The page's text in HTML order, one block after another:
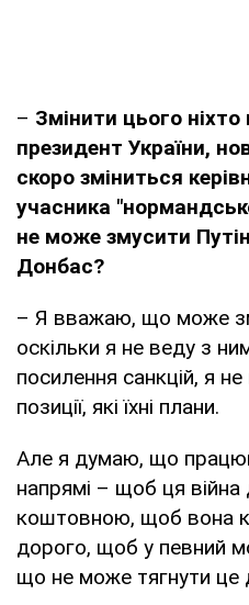
– Змінити цього
президент України,
скоро зміниться
учасника
не може змусити
Донбас?
– Я вважаю, що може
оскільки я не веду з
посилення санкцій, я не
позиції, які їхні плани.
Але я думаю, що
напрямі – щоб ця війна
коштовною, щоб вона
дорого, щоб у певний
що не може тягнути це